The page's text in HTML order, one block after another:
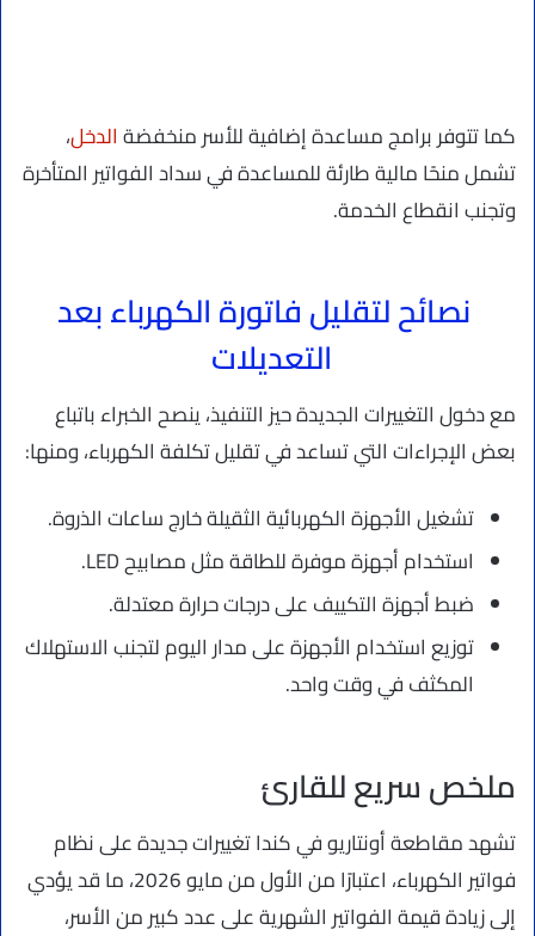
كما تتوفر برامج مساعدة إضافية للأسر منخفضةالدخل،
تشمل منحًا مالية طارئة للمساعدة في سداد الفواتير المتأخرة
وتجنب انقطاع الخدمة.
نصائح لتقليل فاتورة الكهرباء بعد
التعديلات
مع دخول التغييرات الجديدة حيز التنفيذ، ينصح الخبراء باتباع
بعض الإجراءات التي تساعد في تقليل تكلفة الكهرباء، ومنها:
تشغيل الأجهزة الكهربائية الثقيلة خارج ساعات الذروة.
استخدام أجهزة موفرة للطاقة مثل مصابيح LED.
ضبط أجهزة التكييف على درجات حرارة معتدلة.
توزيع استخدام الأجهزة على مدار اليوم لتجنب الاستهلاك
المكثف في وقت واحد.
ملخص سريع للقارئ
تشهد مقاطعة أونتاريو في كندا تغييرات جديدة على نظام
فواتير الكهرباء، اعتبارًا من الأول من مايو 2026، ما قد يؤدي
إلى زيادة قيمة الفواتير الشهرية على عدد كبير من الأسر،